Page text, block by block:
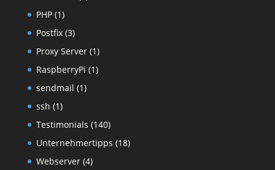
PHP(1)
Postfix(3)
Proxy Server(1)
RaspberryPi (1)
sendmail (1)
ssh (1)
Testimonials (140)
Unternehmertipps (18)
Webserver(4)